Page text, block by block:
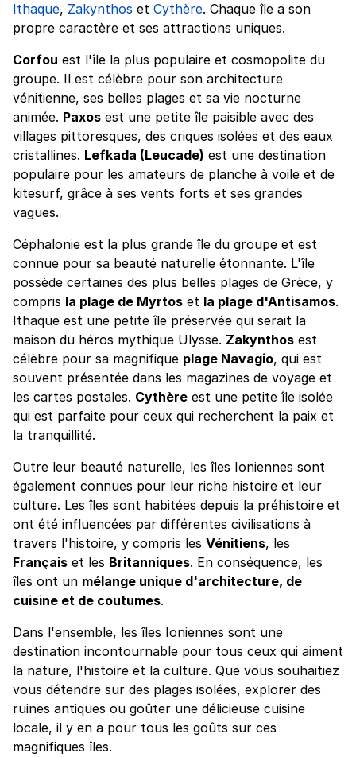
Ithaque, Zakynthos et Cythère. Chaque île a son
propre caractère et ses attractions uniques.
Corfou est l'île la plus populaire et cosmopolite du
groupe. Il est célèbre pour son architecture
vénitienne, ses belles plages et sa vie nocturne
animée. Paxos est une petite île paisible avec des
villages pittoresques, des criques isolées et des eaux
cristallines. Lefkada (Leucade) est une destination
populaire pour les amateurs de planche à voile et de
kitesurf, grâce à ses vents forts et ses grandes
vagues.
Céphalonie est la plus grande île du groupe et est
connue pour sa beauté naturelle étonnante. L'île
possède certaines des plus belles plages de Grèce, y
compris la plage de Myrtos et la plage d'Antisamos.
Ithaque est une petite île préservée qui serait la
maison du héros mythique Ulysse. Zakynthos est
célèbre pour sa magnifique plage Navagio, qui est
souvent présentée dans les magazines de voyage et
les cartes postales. Cythère est une petite île isolée
qui est parfaite pour ceux qui recherchent la paix et
la tranquillité.
Outre leur beauté naturelle, les îles Ioniennes sont
également connues pour leur riche histoire et leur
culture. Les îles sont habitées depuis la préhistoire et
ont été influencées par différentes civilisations à
travers l'histoire, y compris les Vénitiens, les
Français et les Britanniques. En conséquence, les
îles ont un mélange unique d'architecture, de
cuisine et de coutumes.
Dans l'ensemble, les îles Ioniennes sont une
destination incontournable pour tous ceux qui aiment
la nature, l'histoire et la culture. Que vous souhaitiez
vous détendre sur des plages isolées, explorer des
ruines antiques ou goûter une délicieuse cuisine
locale, il y en a pour tous les goûts sur ces
magnifiques îles.